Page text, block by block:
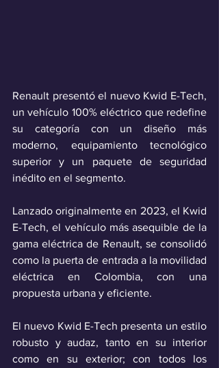
Renault presentó el nuevo Kwid E-Tech,
un vehículo 100% eléctrico que redefine
su categoría con un diseño más
moderno, equipamiento tecnológico
superior y un paquete de seguridad
inédito en el segmento.
Lanzado originalmente en 2023, el Kwid
E-Tech, el vehículo más asequible de la
gama eléctrica de Renault, se consolidó
como la puerta de entrada a la movilidad
eléctrica en Colombia, con una
propuesta urbana y eficiente.
El nuevo Kwid E-Tech presenta un estilo
robusto y audaz, tanto en su interior
como en su exterior; con todos los